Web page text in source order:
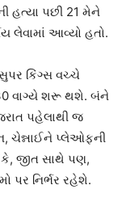
હત્યા પછી 21 મેને
લેવામાં આવ્યો હતો.
કિંગ્સ વચ્ચે
વાગ્યે શરૂ થશે. બંને
પહેલાથી જ
ચેન્નાઈને પ્લેઓફની
જીત સાથે પણ,
પર નિર્ભર રહેશે.